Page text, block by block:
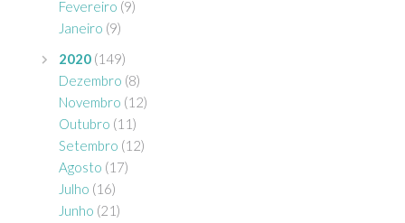
Fevereiro (9)
Janeiro (9)
2020 (149)
Dezembro (8)
Novembro (12)
Outubro (11)
Setembro (12)
Agosto (17)
Julho (16)
Junho (21)